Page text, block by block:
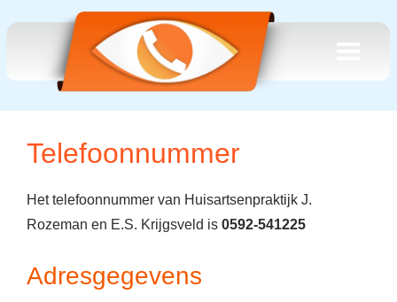
Telefoonnummer
Het telefoonnummer van Huisartsenpraktijk J.
Rozeman en E.S. Krijgsveld is 0592-541225
Adresgegevens